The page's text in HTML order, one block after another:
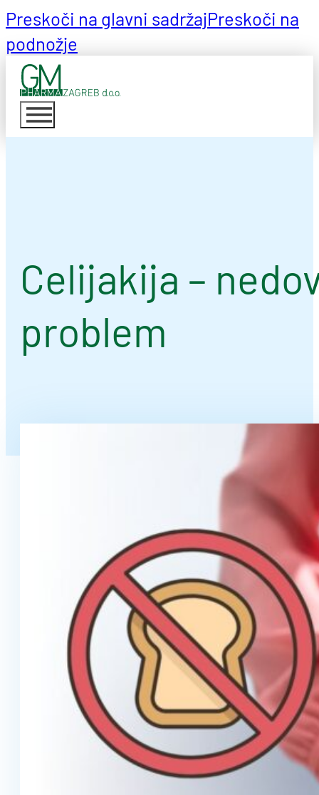
Preskoči na glavni sadržajPreskoči na
podnožje
Celijakija –
problem